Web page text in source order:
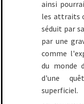
ainsi
les attraits
séduit par
par une
comme
du monde
d'une
superficiel.